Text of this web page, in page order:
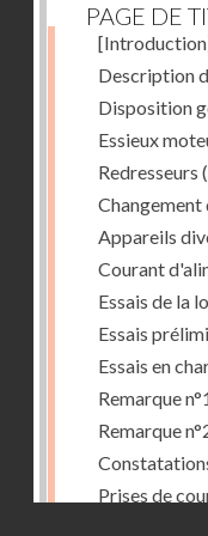
PAGE DE
Description
Disposition
Essieux
Redresseurs
Changement
Appareils
Courant
Essais de la
Essais
Essais en
Remarque
Remarque
Prises de